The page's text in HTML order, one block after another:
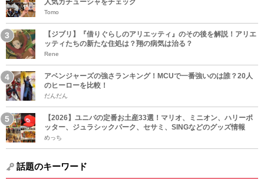
人気カチューシャをチェック
Tomo
【ジブリ】『借りぐらしのアリエッティ』のその後を解説！アリエ
ッティたちの新たな住処は？翔の病気は治る？
Rene
アベンジャーズの強さランキング！MCUで一番強いのは誰？20人
のヒーローを比較！
だんだん
【2026】ユニバの定番お土産33選！マリオ、ミニオン、ハリーポ
ッター、ジュラシックパーク、セサミ、SINGなどのグッズ情報
めっち
話題のキーワード